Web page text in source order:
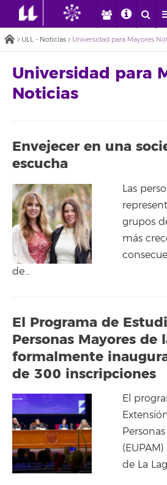
ULL - Noticias Universidad para Mayores
Universidad para
Noticias
Envejecer en una
escucha
Las
grupos
más
de…
El Programa de
Personas Mayores de
formalmente
de 300 inscripciones
El
de La